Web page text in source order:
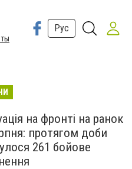
Рус
на фронті на ранок
протягом доби
261 бойове